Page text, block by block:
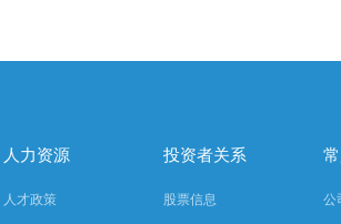
人力资源
人才政策
投资者关系
股票信息 公